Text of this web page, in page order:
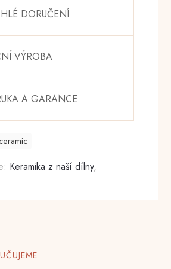
DORUČENÍ
VÝROBA
A GARANCE
Keramika z naší dílny,